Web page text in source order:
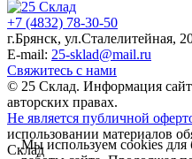
+7 (4832) 78-30-50
г.Брянск, ул.Сталелитейная,
E-mail: 25-sklad@mail.ru
Свяжитесь с нами
© 25 Склад. Информация
авторских правах.
Не является публичной
использовании материалов
Склад
Мы используем cookies для